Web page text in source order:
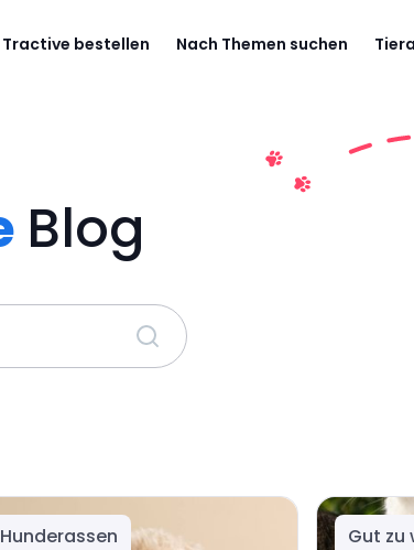
Tractive bestellen Nach Themen suchen
Blog
Hunderassen Gut zu